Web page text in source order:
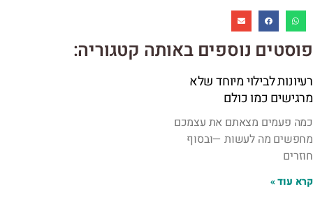
פוסטים נוספים באותה קטגוריה:
רעיונות לבילוי מיוחד שלא
מרגישים כמו כולם
כמה פעמים מצאתם את עצמכם
מחפשים מה לעשות —ובסוף
חוזרים
קרא עוד »